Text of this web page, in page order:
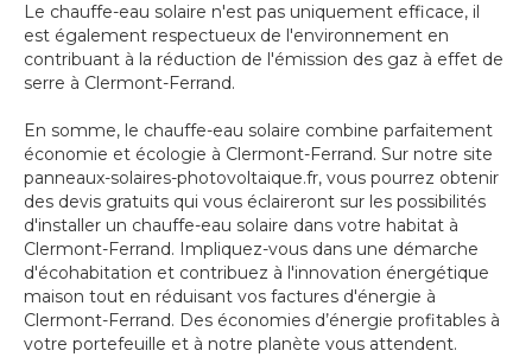
Le chauffe-eau solaire n'est pas uniquement efficace, il
est également respectueux de l'environnement en
contribuant à la réduction de l'émission des gaz à effet de
serre à Clermont-Ferrand.
En somme, le chauffe-eau solaire combine parfaitement
économie et écologie à Clermont-Ferrand. Sur notre site
panneaux-solaires-photovoltaique.fr, vous pourrez obtenir
des devis gratuits qui vous éclaireront sur les possibilités
d'installer un chauffe-eau solaire dans votre habitat à
Clermont-Ferrand. Impliquez-vous dans une démarche
d'écohabitation et contribuez à l'innovation énergétique
maison tout en réduisant vos factures d'énergie à
Clermont-Ferrand. Des économies d’énergie profitables à
votre portefeuille et à notre planète vous attendent.